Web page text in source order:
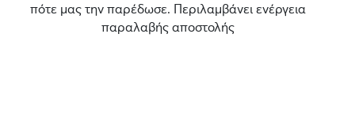
πότε μας την παρέδωσε. Περιλαμβάνει ενέργεια
παραλαβής αποστολής